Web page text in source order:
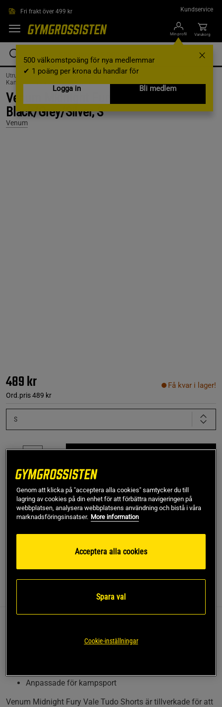
Fri frakt över 499 kr Kundservice
Min profil
500 välkomstpoäng för nya medlemmar
✔ 1 poäng per krona du handlar för
Logga in
Bli medlem
Varukorg
Utrustning & Tillbehör / Kampsportsutrustning / Kampsportskläder /
Kampsportskläder Män /Shorts
Venum Midnight Fury Vale Tudo Shorts
Black/Grey/Silver, S
Venum
489 kr
Ord.pris489 kr
Få kvar i lager!
S
SKU #VENUM-06157-690R | EAN3611442175330
Recensioner Näring & Ingredienser
som en andra hud under träning och markarbete.
Anpassade för kampsport
Venum Midnight Fury Vale Tudo Shorts är tillverkade för att
Genom att klicka på "acceptera alla cookies" samtycker du till
lagring av cookies på din enhet för att förbättra navigeringen på
webbplatsen, analysera webbplatsens användning och bistå i våra
marknadsföringsinsatser. More information
Acceptera alla cookies
Spara val
Cookie-inställningar